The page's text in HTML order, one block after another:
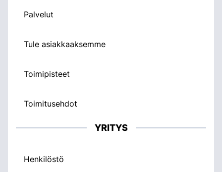
Palvelut
Tule asiakkaaksemme
Toimipisteet
Toimitusehdot
YRITYS
Henkilöstö